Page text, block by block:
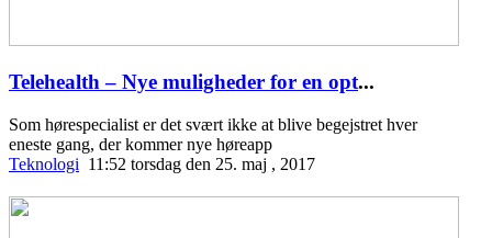
Telehealth – Nye muligheder for en opt...
Som hørespecialist er det svært ikke at blive begejstret hver
eneste gang, der kommer nye høreapp
Teknologi 11:52 torsdag den 25. maj , 2017